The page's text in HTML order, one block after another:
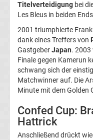
UEFA
Super
Cup
Sieger
Weltfußballer
des
Titelverteidigung bei
Les Bleus in beiden
2001 triumphierte
dank eines Treffers von
GastgeberJapan. 2003
Finale gegen Kamerun
schwang sich der
Matchwinner auf. Die
Minute mit dem Golden
Confed Cup:
Hattrick
Anschließend drückt